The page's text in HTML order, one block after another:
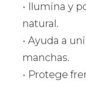
• Ilumina y
natural.
• Ayuda a
manchas.
• Protege